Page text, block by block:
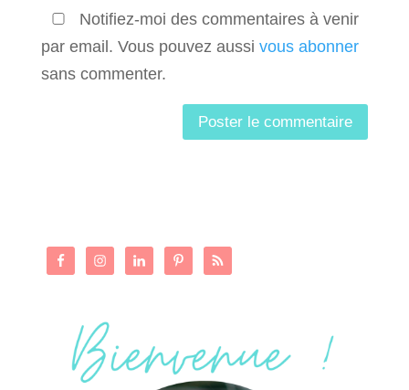
Notifiez-moi des commentaires à venir
par email. Vous pouvez aussi vous abonner
sans commenter.